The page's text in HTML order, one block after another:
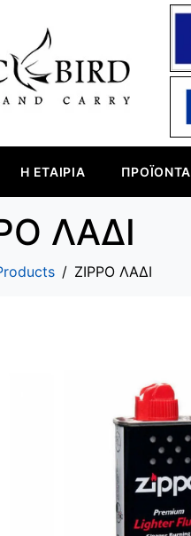
Η ΕΤΑΙΡΊΑ ΠΡΟΪΌΝΤΑ
ΛΑΔΙ
ZIPPO ΛΑΔΙ